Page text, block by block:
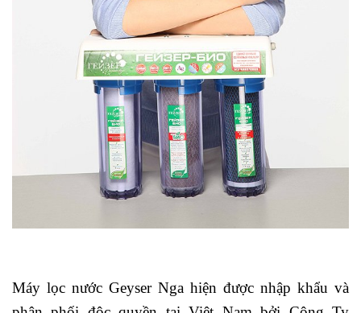
Máy lọc nước Geyser Nga hiện được nhập khẩu và